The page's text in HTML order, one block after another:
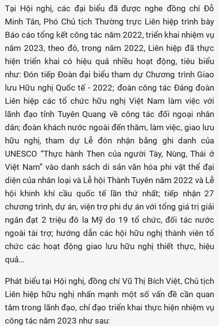
Tại Hội nghị, các đại biểu đã được nghe đồng chí Đỗ
Minh Tân, Phó Chủ tịch Thường trực Liên hiệp trình bày
Báo cáo tổng kết công tác năm 2022, triển khai nhiệm vụ
năm 2023, theo đó, trong năm 2022, Liên hiệp đã thực
hiện triển khai có hiệu quả nhiều hoạt động, tiêu biểu
như: Đón tiếp Đoàn đại biểu tham dự Chương trình Giao
lưu Hữu nghị Quốc tế - 2022; đoàn công tác Đảng đoàn
Liên hiệp các tổ chức hữu nghị Việt Nam làm việc với
lãnh đạo tỉnh Tuyên Quang về công tác đối ngoại nhân
dân; đoàn khách nước ngoài đến thăm, làm việc, giao lưu
hữu nghị, tham dự Lễ đón nhận bằng ghi danh của
UNESCO “Thực hành Then của người Tày, Nùng, Thái ở
Việt Nam” vào danh sách di sản văn hóa phi vật thể đại
diện của nhân loại và Lễ hội Thành Tuyên năm 2022 và Lễ
hội khinh khí cầu quốc tế lần thứ nhất; tiếp nhận 27
chương trình, dự án, viện trợ phi dự án với tổng giá trị giải
ngân đạt 2 triệu đô la Mỹ do 19 tổ chức, đối tác nước
ngoài tài trợ; hướng dẫn các hội hữu nghị thành viên tổ
chức các hoạt động giao lưu hữu nghị thiết thực, hiệu
quả…
Phát biểu tại Hội nghị, đồng chí Vũ Thị Bích Việt, Chủ tịch
Liên hiệp hữu nghị nhấn mạnh một số vấn đề cần quan
tâm trong lãnh đạo, chỉ đạo triển khai thực hiện nhiệm vụ
công tác năm 2023 như sau: